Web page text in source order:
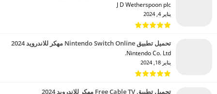
J D Wetherspoon plc‏
يناير 4, 2024
تحميل تطبيق Nintendo Switch Online مهكر للاندرويد 2024
Nintendo Co. Ltd.‏
يناير 18, 2024
تحميل تطبيق Free Cable TV مهكر للاندرويد 2024